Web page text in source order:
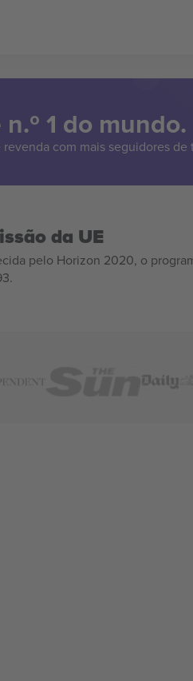
1 do mundo.
com mais seguidores de
da UE
pelo Horizon 2020, o